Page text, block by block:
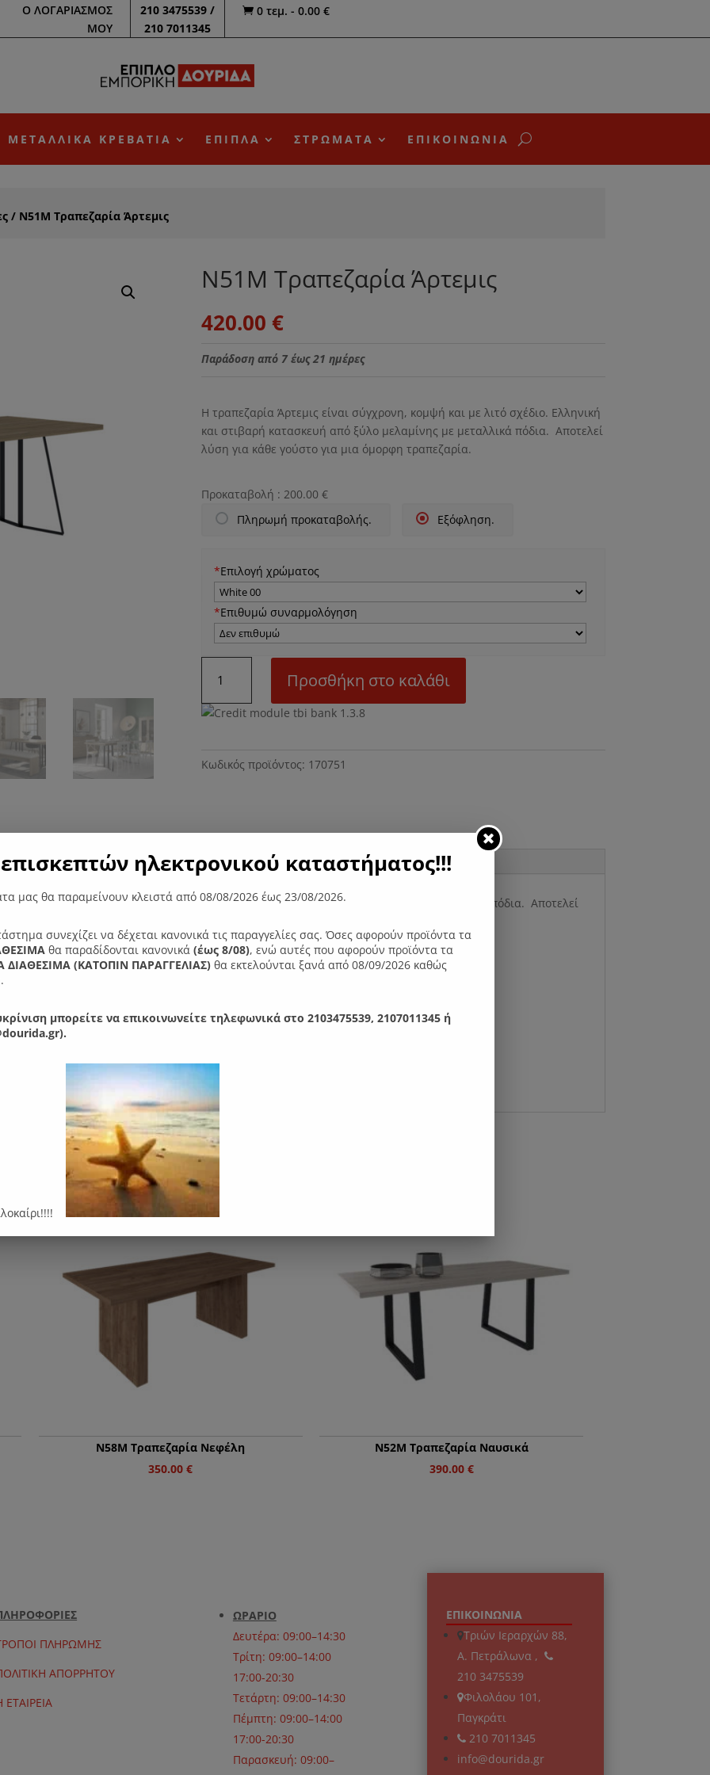
Ο ΛΟΓΑΡΙΑΣΜΟΣ
ΜΟΥ
210 3475539 /
210 7011345
 0 τεμ. - 0.00 €
ΜΕΤΑΛΛΙΚΑ ΚΡΕΒΑΤΙΑ ΕΠΙΠΛΑ ΣΤΡΩΜΑΤΑ ΕΠΙΚΟΙΝΩΝΙΑ
/ Ν51Μ Τραπεζαρία Άρτεμις
Ν51Μ Τραπεζαρία Άρτεμις
420.00 €
Παράδοση από 7 έως 21 ημέρες
Η τραπεζαρία Άρτεμις είναι σύγχρονη, κομψή και με λιτό σχέδιο. Ελληνική
και στιβαρή κατασκευή από ξύλο μελαμίνης με μεταλλικά πόδια. Αποτελεί
λύση για κάθε γούστο για μια όμορφη τραπεζαρία.
Προκαταβολή : 200.00 €
Εξόφληση.
Πληρωμή προκαταβολής.
*Επιλογή χρώματος
*Επιθυμώ συναρμολόγηση
Τραπεζαρία
Άρτεμις
ποσότητα
Προσθήκη στο καλάθι
Κωδικός προϊόντος: 170751
και με λιτό σχέδιο. Ελληνική και στιβαρή κατασκευή από ξύλο μελαμίνης με μεταλλικά πόδια. Αποτελεί
εκ. Ύψος : 78 εκ.
και Calacatta
Ν58Μ Τραπεζαρία Νεφέλη
350.00€
Ν52Μ Τραπεζαρία Ναυσικά
390.00 €
ΠΛΗΡΩΜΗΣ
ΑΠΟΡΡΗΤΟΥ
ΕΤΑΙΡΕΙΑ
ΩΡΑΡΙΟ
Δευτέρα: 09:00–14:30
Τρίτη: 09:00–14:00
17:00-20:30
Τετάρτη: 09:00–14:30
Πέμπτη: 09:00–14:00
17:00-20:30
Παρασκευή: 09:00–
ΕΠΙΚΟΙΝΩΝΙΑ
Τριών Ιεραρχών 88,
Α. Πετράλωνα ,
210 3475539
Φιλολάου 101,
Παγκράτι
210 7011345
info@dourida.gr
ηλεκτρονικού καταστήματος!!!
μας θα παραμείνουν κλειστά από 08/08/2026 έως 23/08/2026.
συνεχίζει να δέχεται κανονικά τις παραγγελίες σας. Όσες αφορούν προϊόντα τα
θα παραδίδονται κανονικά (έως 8/08), ενώ αυτές που αφορούν προϊόντα τα
ΔΙΑΘΕΣΙΜΑ (ΚΑΤΟΠΙΝ ΠΑΡΑΓΓΕΛIΑΣ) θα εκτελούνται ξανά από 08/09/2026 καθώς
μπορείτε να επικοινωνείτε τηλεφωνικά στο 2103475539, 2107011345 ή